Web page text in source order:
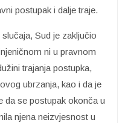
postupak i dalje traje.
Sud je zaključio
ni u pravnom
trajanja postupka,
ubrzanja, kao i da je
da se postupak okonča u
njena neizvjesnost u